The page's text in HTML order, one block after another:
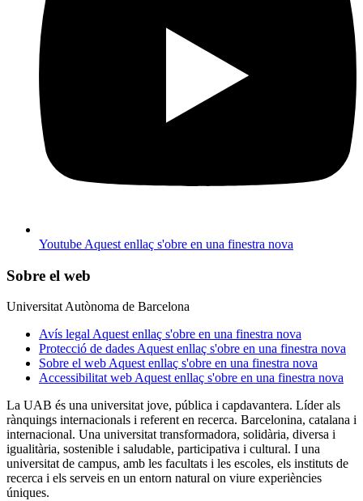
Youtube Aquest enllaç s'obre en una finestra nova
Sobre el web
Universitat Autònoma de Barcelona
Avís legalAquest enllaç s'obre en una finestra nova
Protecció de dadesAquest enllaç s'obre en una finestra nova
Sobre el webAquest enllaç s'obre en una finestra nova
Accessibilitat webAquest enllaç s'obre en una finestra nova
La UAB és una universitat jove, pública i capdavantera. Líder als
rànquings internacionals i referent en recerca. Barcelonina, catalana i
internacional. Una universitat transformadora, solidària, diversa i
igualitària, sostenible i saludable, participativa i cultural. I una
universitat de campus, amb les facultats i les escoles, els instituts de
recerca i els serveis en un entorn natural on viure experiències
úniques.